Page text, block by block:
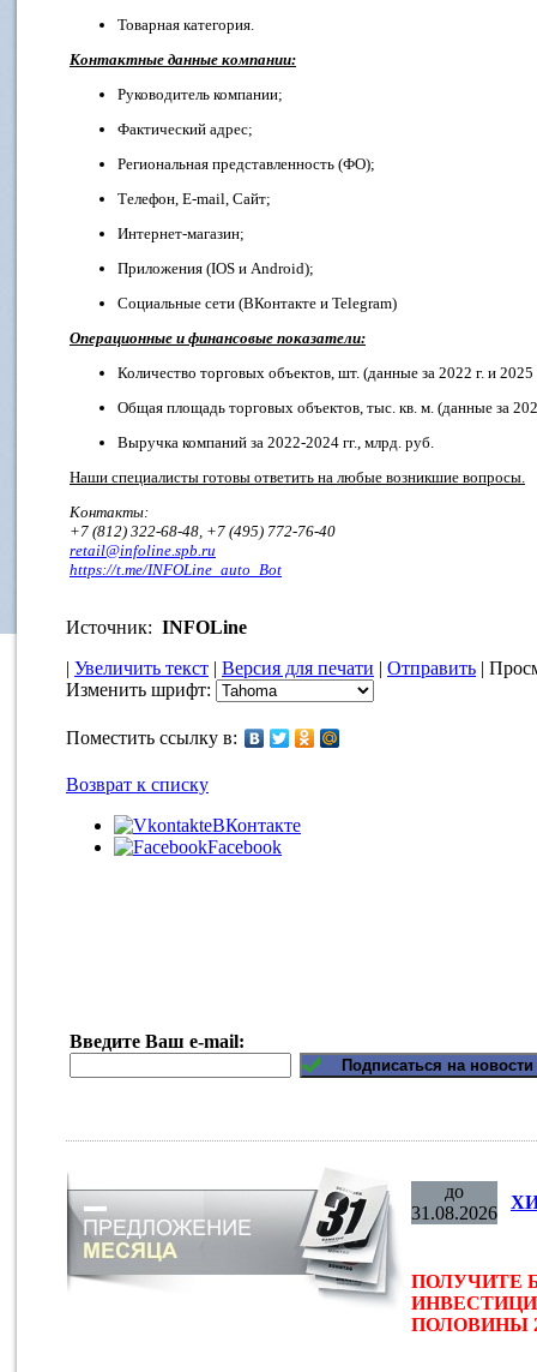
Товарная категория.
Контактные данные компании:
Руководитель компании;
Фактический адрес;
Региональная представленность (ФО);
Телефон, E-mail, Сайт;
Интернет-магазин;
Приложения (IOS и Android);
Социальные сети (ВКонтакте и Telegram)
Операционные и финансовые показатели:
Количество торговых объектов, шт. (данные за 2022 г. и 2025
Общая площадь торговых объектов, тыс. кв. м. (данные за
Выручка компаний за 2022-2024 гг., млрд. руб.
Наши специалисты готовы ответить на любые возникшие вопросы.
Контакты:
+7 (812) 322-68-48, +7 (495) 772-76-40
retail@infoline.spb.ru
https://t.me/INFOLine_auto_Bot
Источник: INFOLine
| Увеличить текст | Версия для печати | Отправить |
Изменить шрифт:
Поместить ссылку в:
Возврат к списку
ВКонтакте
Facebook
Введите Ваш e-mail:
до
31.08.2026
ПОЛУЧИТЕ
ПОЛОВИНЫ